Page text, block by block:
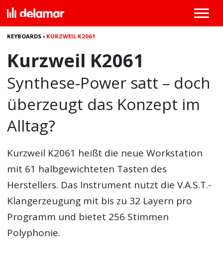
KEYBOARDS › KURZWEIL K2061
Kurzweil K2061
Synthese-Power satt – doch
überzeugt das Konzept im
Alltag?
Kurzweil K2061 heißt die neue Workstation
mit 61 halbgewichteten Tasten des
Herstellers. Das Instrument nutzt die V.A.S.T.-
Klangerzeugung mit bis zu 32 Layern pro
Programm und bietet 256 Stimmen
Polyphonie.